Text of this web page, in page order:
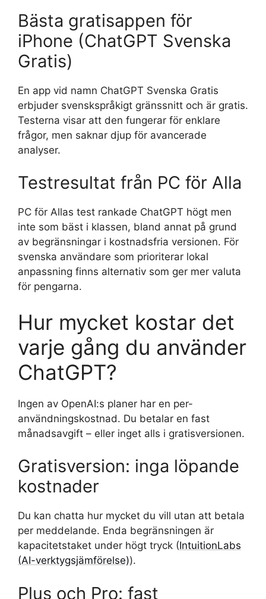
Bästa gratisappen för
iPhone (ChatGPT Svenska
Gratis)
En app vid namn ChatGPT Svenska Gratis
erbjuder svenskspråkigt gränssnitt och är gratis.
Testerna visar att den fungerar för enklare
frågor, men saknar djup för avancerade
analyser.
Testresultat från PC för Alla
PC för Allas test rankade ChatGPT högt men
inte som bäst i klassen, bland annat på grund
av begränsningar i kostnadsfria versionen. För
svenska användare som prioriterar lokal
anpassning finns alternativ som ger mer valuta
för pengarna.
Hur mycket kostar det
varje gång du använder
ChatGPT?
Ingen av OpenAI:s planer har en per-
användningskostnad. Du betalar en fast
månadsavgift – eller inget alls i gratisversionen.
Gratisversion: inga löpande
kostnader
Du kan chatta hur mycket du vill utan att betala
per meddelande. Enda begränsningen är
kapacitetstaket under högt tryck (IntuitionLabs
(AI-verktygsjämförelse)).
Plus och Pro: fast